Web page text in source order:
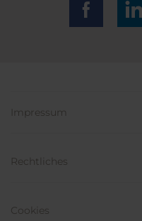
Impressum
Rechtliches
Cookies